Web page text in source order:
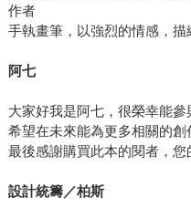
作者
手執畫筆，以強烈的情感，描
阿七
大家好我是阿七，很榮幸能
希望在未來能為更多相關的創
最後感謝購買此本的閱者，您
設計統籌／柏斯